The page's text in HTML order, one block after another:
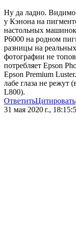
Ну да ладно.
у Кэнона на
настольных
P6000 на родном
разницы на
фотографии не
потребляет Epson
Epson Premium
лабе глаза не режут
L800).
ОтветитьЦитировать
31 мая 2020 г.,